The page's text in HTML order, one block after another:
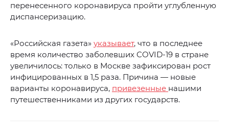
перенесенного коронавируса пройти углубленную
диспансеризацию.
«Российская газета» указывает, что в последнее
время количество заболевших COVID-19 в стране
увеличилось: только в Москве зафиксирован рост
инфицированных в 1,5 раза. Причина — новые
варианты коронавируса, привезенные нашими
путешественниками из других государств.